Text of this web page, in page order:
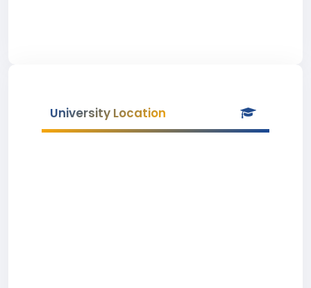
University Location